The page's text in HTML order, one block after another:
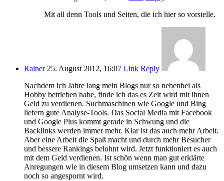
Mit all denn Tools und Seiten, die ich hier so vorstelle.
Rainer 25. August 2012, 16:07 Link Reply
Nachdem ich Jahre lang mein Blogs nur so nebenbei als
Hobby betrieben habe, finde ich das es Zeit wird mit ihnen
Geld zu verdienen. Suchmaschinen wie Google und Bing
liefern gute Analyse-Tools. Das Social Media mit Facebook
und Google Plus kommt gerade in Schwung und die
Backlinks werden immer mehr. Klar ist das auch mehr Arbeit.
Aber eine Arbeit die Spaß macht und durch mehr Besucher
und bessere Rankings belohnt wird. Jetzt funktioniert es auch
mit dem Geld verdienen. Ist schön wenn man gut erklärte
Anregungen wie in diesem Blog umsetzen kann und dazu
noch so angespornt wird.